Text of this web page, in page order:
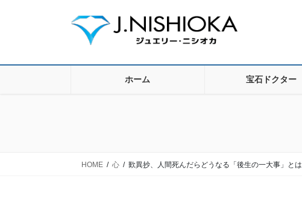
ツ
シ
ホーム 宝石ドクター
HOME 心 歎異抄、人間死んだらどうなる「後生の一大事」とは